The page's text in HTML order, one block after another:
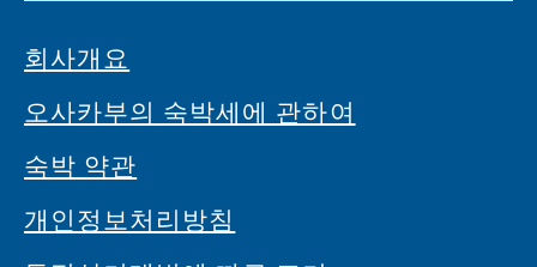
회사개요
오사카부의 숙박세에 관하여
숙박 약관
개인정보처리방침